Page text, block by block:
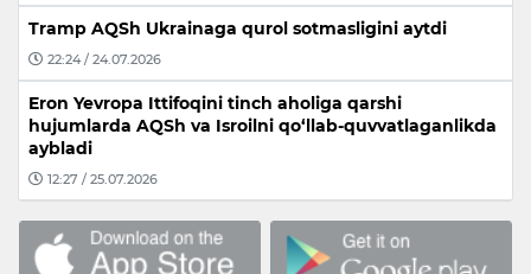
Tramp AQSh Ukrainaga qurol sotmasligini aytdi
22:24 / 24.07.2026
Eron Yevropa Ittifoqini tinch aholiga qarshi
hujumlarda AQSh va Isroilni qo‘llab-quvvatlaganlikda
aybladi
12:27 / 25.07.2026